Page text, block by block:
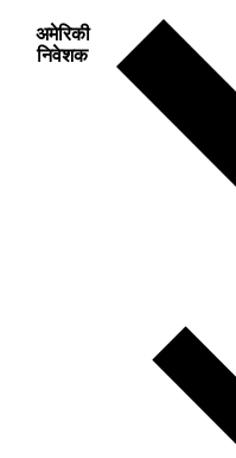
अमेरिकी
निवेशक